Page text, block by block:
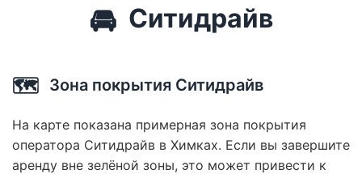
🚘 Ситидрайв
🗺️ Зона покрытия Ситидрайв
На карте показана примерная зона покрытия
оператора Ситидрайв в Химках. Если вы завершите
аренду вне зелёной зоны, это может привести к